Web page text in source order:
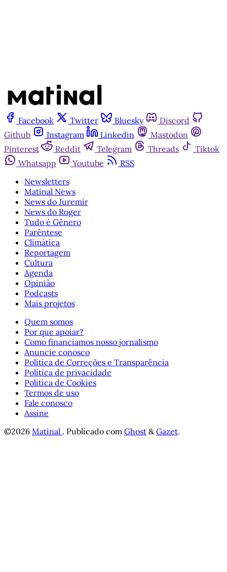
Facebook Twitter Bluesky
Discord
Github
Instagram Linkedin
Mastodon
Pinterest
Reddit Telegram Threads
Tiktok
Whatsapp
Youtube
RSS
Newsletters
Matinal News
News do Juremir
News do Roger
Tudo é Gênero
Parêntese
Climática
Reportagem
Cultura
Agenda
Opinião
Podcasts
Mais projetos
Quem somos
Por que apoiar?
Como financiamos nosso jornalismo
Anuncie conosco
Política de Correções e Transparência
Política de privacidade
Política de Cookies
Termos de uso
Fale conosco
Assine
©2026 Matinal . Publicado com Ghost & Gazet.